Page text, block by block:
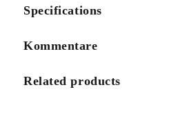
Specifications
Kommentare
Related products